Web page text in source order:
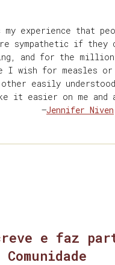
experience that
sympathetic if they
and for the
wish for measles or
other easily
it easier on me and
—Jennifer Niven
e faz
Comunidade